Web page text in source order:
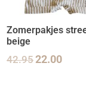
Zomerpakjes
beige
42.9522.00